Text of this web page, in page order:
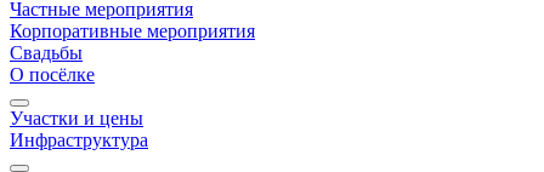
Частные мероприятия
Корпоративные мероприятия
Свадьбы
О посёлке
Участки и цены
Инфраструктура